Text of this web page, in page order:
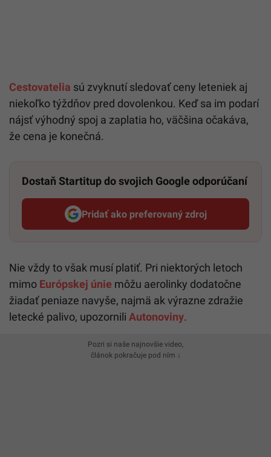
Cestovatelia sú zvyknutí sledovať ceny leteniek aj
niekoľko týždňov pred dovolenkou. Keď sa im podarí
nájsť výhodný spoj a zaplatia ho, väčšina očakáva,
že cena je konečná.
Dostaň Startitup do svojich Google odporúčaní
Pridať ako preferovaný zdroj
Startitup, odkaz sa otvorí v
Nie vždy to však musí platiť. Pri niektorých letoch
mimo Európskej únie môžu aerolinky dodatočne
žiadať peniaze navyše, najmä ak výrazne zdražie
letecké palivo, upozornili Autonoviny.
Pozri si naše najnovšie video,
článok pokračuje pod ním ↓